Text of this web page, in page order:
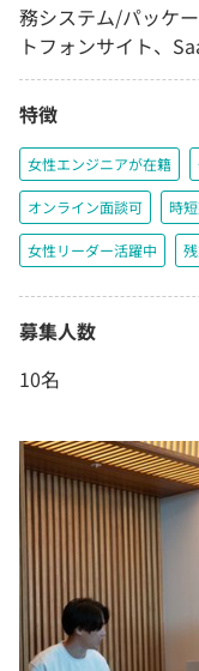
務システム/パッケ
トフォンサイト、
特徴
女性エンジニアが在籍
オンライン面談可 時
女性リーダー活躍中
募集人数
10名